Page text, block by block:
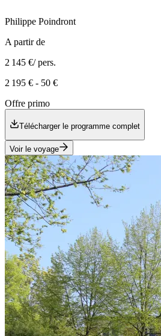
Philippe Poindront
A partir de
2 145 €/ pers.
2 195 € - 50 €
Offre primo
Télécharger le programme complet
Voir le voyage